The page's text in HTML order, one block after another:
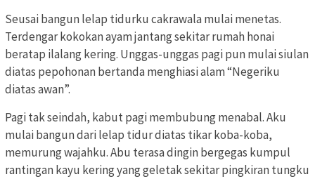
Seusai bangun lelap tidurku cakrawala mulai menetas.
Terdengar kokokan ayam jantang sekitar rumah honai
beratap ilalang kering. Unggas-unggas pagi pun mulai siulan
diatas pepohonan bertanda menghiasi alam “Negeriku
diatas awan”.
Pagi tak seindah, kabut pagi membubung menabal. Aku
mulai bangun dari lelap tidur diatas tikar koba-koba,
memurung wajahku. Abu terasa dingin bergegas kumpul
rantingan kayu kering yang geletak sekitar pingkiran tungku